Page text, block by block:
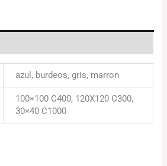
azul, burdeos, gris, marron
100×100 C400, 120X120 C300,
30×40 C1000